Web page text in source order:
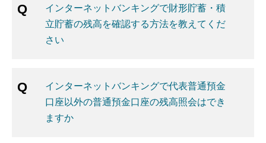
インターネットバンキングで財形貯蓄・積
立貯蓄の残高を確認する方法を教えてくだ
さい
インターネットバンキングで代表普通預金
口座以外の普通預金口座の残高照会はでき
ますか